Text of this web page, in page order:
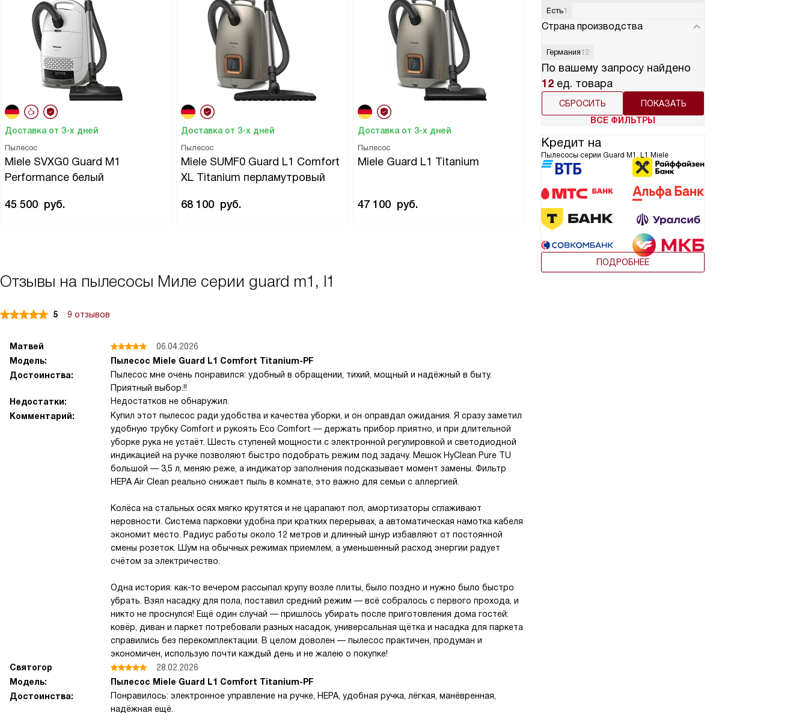
Есть1
Страна производства
Германия12
По вашему запросу найдено
12 ед. товара
СБРОСИТЬ
ВСЕ ФИЛЬТРЫ
Кредит на
Пылесосы серии Guard M1, L1 Miele
ПОДРОБНЕЕ
Пылесос
Miele SVXG0 Guard M1
Performance белый
Доставка от 3-х дней
45 500 руб.
Пылесос
Miele SUMF0 Guard L1 Comfort
XL Titanium перламутровый
Доставка от 3-х дней
68 100 руб.
Пылесос
Miele Guard L1 Titanium
Доставка от 3-х дней
47 100 руб.
Отзывы на пылесосы Миле серии guard m1, l1
5 9 отзывов
Матвей
06.04.2026
Модель:
Пылесос Miele Guard L1 Comfort Titanium-PF
Достоинства:
Пылесос мне очень понравился: удобный в обращении, тихий, мощный и надёжный в быту.
Приятный выбор.!!
Недостатки:
Недостатков не обнаружил.
Комментарий:
Купил этот пылесос ради удобства и качества уборки, и он оправдал ожидания. Я сразу заметил
удобную трубку Comfort и рукоять Eco Comfort — держать прибор приятно, и при длительной
уборке рука не устаёт. Шесть ступеней мощности с электронной регулировкой и светодиодной
индикацией на ручке позволяют быстро подобрать режим под задачу. Мешок HyClean Pure TU
большой — 3,5 л, меняю реже, а индикатор заполнения подсказывает момент замены. Фильтр
HEPA Air Clean реально снижает пыль в комнате, это важно для семьи с аллергией.
Колёса на стальных осях мягко крутятся и не царапают пол, амортизаторы сглаживают
неровности. Система парковки удобна при кратких перерывах, а автоматическая намотка кабеля
экономит место. Радиус работы около 12 метров и длинный шнур избавляют от постоянной
смены розеток. Шум на обычных режимах приемлем, а уменьшенный расход энергии радует
счётом за электричество.
Одна история: как-то вечером рассыпал крупу возле плиты, было поздно и нужно было быстро
убрать. Взял насадку для пола, поставил средний режим — всё собралось с первого прохода, и
никто не проснулся! Ещё один случай — пришлось убирать после приготовления дома гостей:
ковёр, диван и паркет потребовали разных насадок, универсальная щётка и насадка для паркета
справились без перекомплектации. В целом доволен — пылесос практичен, продуман и
экономичен, использую почти каждый день и не жалею о покупке!
Святогор
28.02.2026
Модель:
Пылесос Miele Guard L1 Comfort Titanium-PF
Достоинства:
Понравилось: электронное управление на ручке, HEPA, удобная ручка, лёгкая, манёвренная,
надёжная ещё.